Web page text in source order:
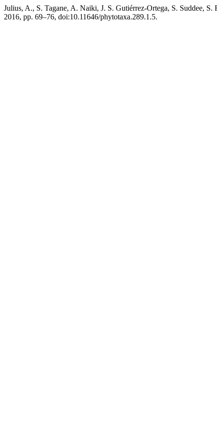
Julius, A., S. Tagane, A. Naiki, J. S. Gutiérrez-Ortega, S. Suddee,
2016, pp. 69–76, doi:10.11646/phytotaxa.289.1.5.